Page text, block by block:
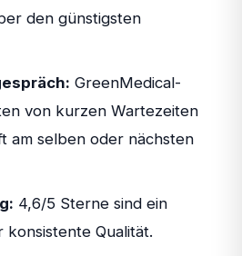
den günstigsten
GreenMedical-
von kurzen Wartezeiten
am selben oder nächsten
4,6/5 Sterne sind ein
konsistente Qualität.